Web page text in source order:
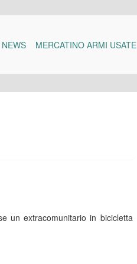
NEWS MERCATINO ARMI USATE
un extracomunitario in bicicletta